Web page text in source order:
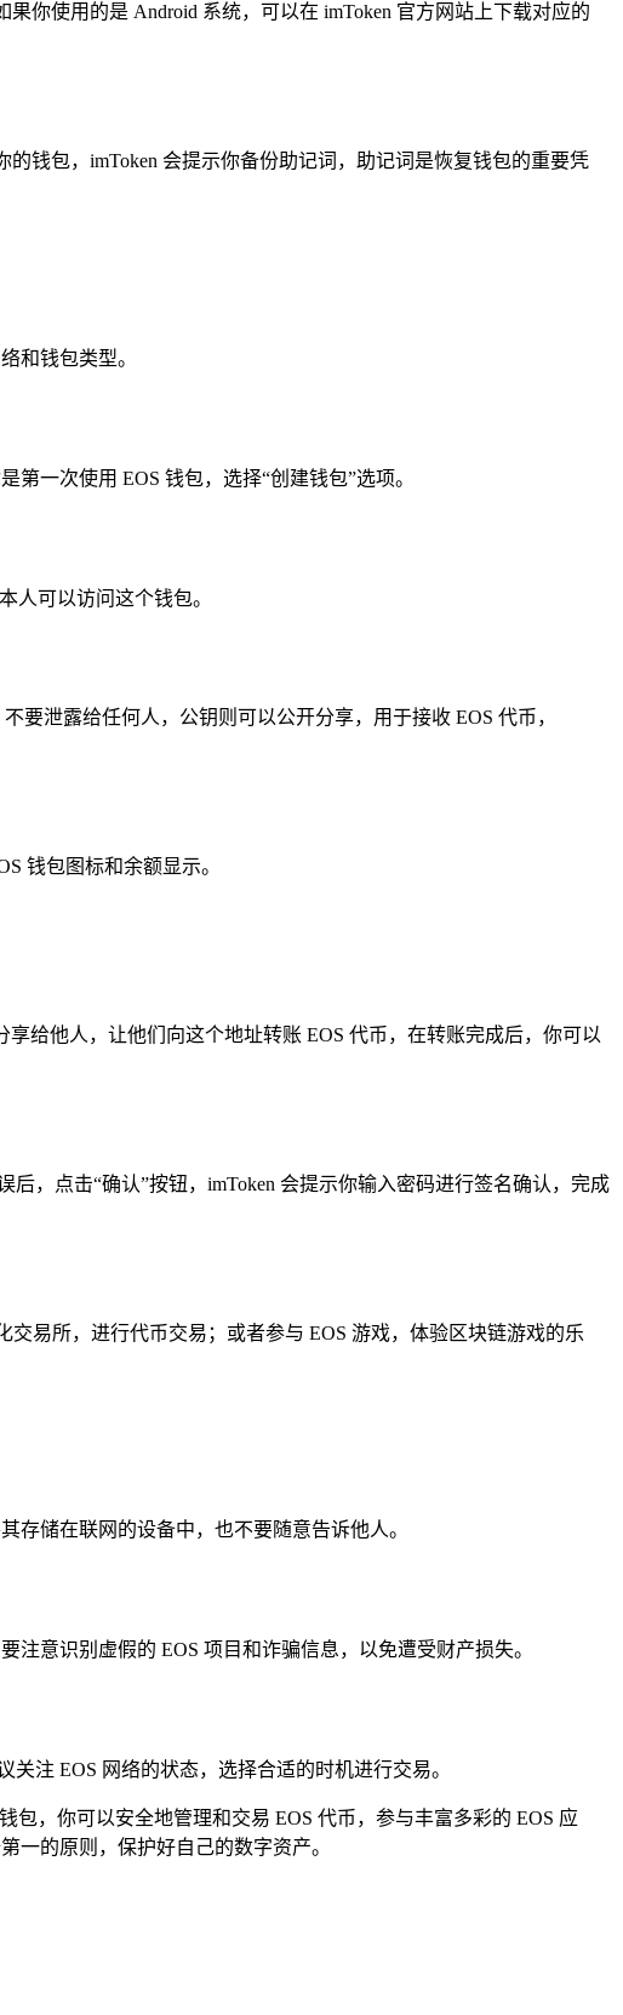
你使用的是 Android 系统，可以在 imToken 官方网站上下载对应的
钱包，imToken 会提示你备份助记词，助记词是恢复钱包的重要凭
和钱包类型。
第一次使用 EOS 钱包，选择“创建钱包”选项。
人可以访问这个钱包。
要泄露给任何人，公钥则可以公开分享，用于接收 EOS 代币，
钱包图标和余额显示。
给他人，让他们向这个地址转账 EOS 代币，在转账完成后，你可以
，点击“确认”按钮，imToken 会提示你输入密码进行签名确认，完成
易所，进行代币交易；或者参与 EOS 游戏，体验区块链游戏的乐
存储在联网的设备中，也不要随意告诉他人。
意识别虚假的 EOS 项目和诈骗信息，以免遭受财产损失。
注 EOS 网络的状态，选择合适的时机进行交易。
包，你可以安全地管理和交易 EOS 代币，参与丰富多彩的 EOS 应
一的原则，保护好自己的数字资产。